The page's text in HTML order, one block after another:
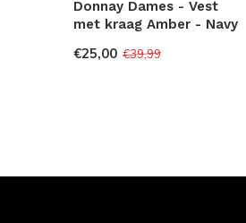
Donnay Dames - Vest
met kraag Amber - Navy
€25,00 €39,99